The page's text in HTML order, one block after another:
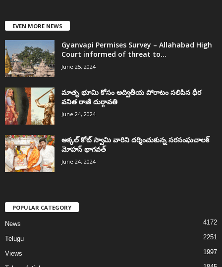
EVEN MORE NEWS
Gyanvapi Permises Survey – Allahabad High
Court informed of threat to...
June 25, 2024
మాతృ భూమి కోసం అద్వితీయ పోరాటం సలిపిన ధీర
వనిత రాణి దుర్గావతి
June 24, 2024
అక్కల్‌ కోట్‌ స్వామి వారిని దర్శించుకున్న సరసంఘచాలక్
మోహన్ భాగవత్
June 24, 2024
POPULAR CATEGORY
News 4172
Telugu 2251
Views 1997